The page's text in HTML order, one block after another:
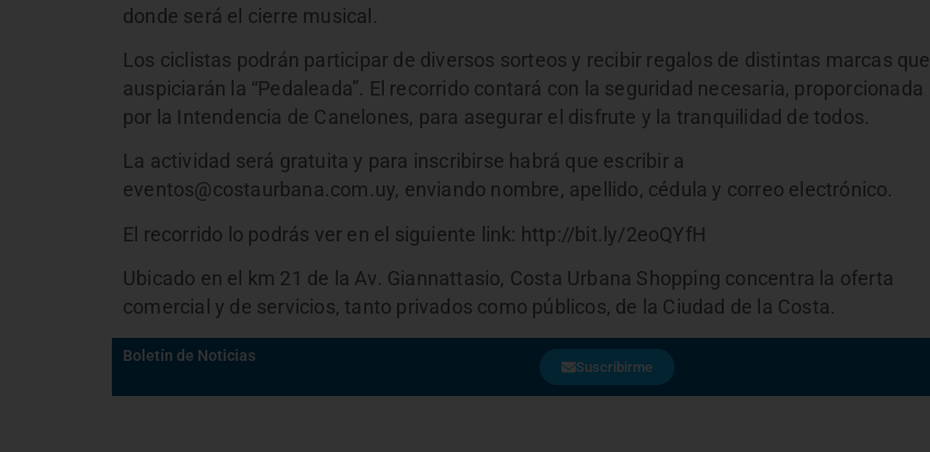
donde será el cierre musical.
Los ciclistas podrán participar de diversos sorteos y recibir regalos de distintas marcas que
auspiciarán la “Pedaleada”. El recorrido contará con la seguridad necesaria, proporcionada
por la Intendencia de Canelones, para asegurar el disfrute y la tranquilidad de todos.
La actividad será gratuita y para inscribirse habrá que escribir a
eventos@costaurbana.com.uy, enviando nombre, apellido, cédula y correo electrónico.
El recorrido lo podrás ver en el siguiente link: http://bit.ly/2eoQYfH
Ubicado en el km 21 de la Av. Giannattasio, Costa Urbana Shopping concentra la oferta
comercial y de servicios, tanto privados como públicos, de la Ciudad de la Costa.
Boletín de Noticias
Suscribirme